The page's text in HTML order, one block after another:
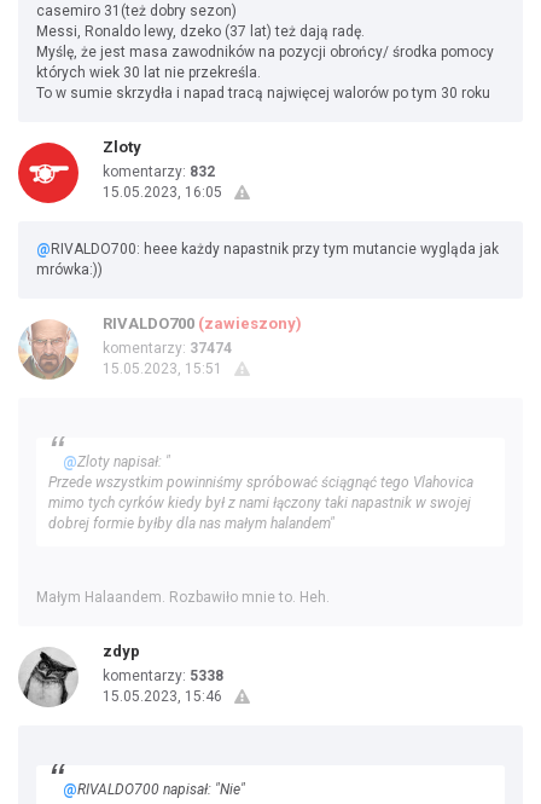
casemiro 31(też dobry sezon)
Messi, Ronaldo lewy, dzeko (37 lat) też dają radę.
Myślę, że jest masa zawodników na pozycji obrońcy/ środka pomocy
których wiek 30 lat nie przekreśla.
To w sumie skrzydła i napad tracą najwięcej walorów po tym 30 roku
Zloty
komentarzy: 832
15.05.2023, 16:05
@ RIVALDO700: heee każdy napastnik przy tym mutancie wygląda jak
mrówka:))
RIVALDO700 (zawieszony)
komentarzy: 37474
15.05.2023, 15:51
@Zloty napisał: "
Przede wszystkim powinniśmy spróbować ściągnąć tego Vlahovica
mimo tych cyrków kiedy był z nami łączony taki napastnik w swojej
dobrej formie byłby dla nas małym halandem"
Małym Halaandem. Rozbawiło mnie to. Heh.
zdyp
komentarzy: 5338
15.05.2023, 15:46
@RIVALDO700 napisał: "Nie"